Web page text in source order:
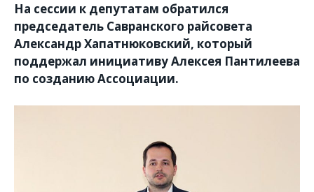
На сессии к депутатам обратился
председатель Савранского райсовета
Александр Хапатнюковский, который
поддержал инициативу Алексея Пантилеева
по созданию Ассоциации.